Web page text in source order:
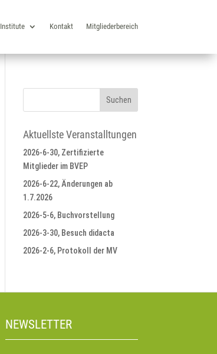
Institute Kontakt Mitgliederbereich
Aktuellste Veranstalltungen
2026-6-30, Zertifizierte
Mitglieder im BVEP
2026-6-22, Änderungen ab
1.7.2026
2026-5-6, Buchvorstellung
2026-3-30, Besuch didacta
2026-2-6, Protokoll der MV
NEWSLETTER